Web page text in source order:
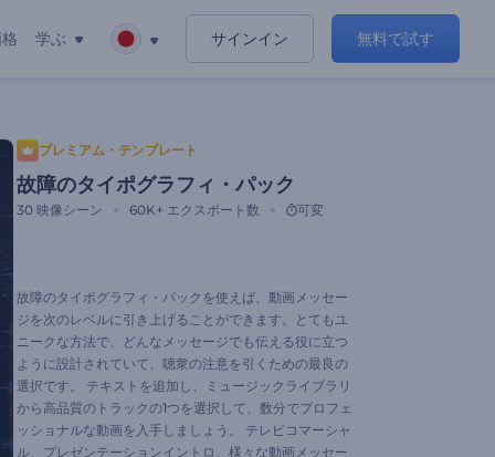
学ぶ サインイン 無料で試す
プレミアム・テンプレート
故障のタイポグラフィ・パック
30 映像シーン 60K+ エクスポート数 可変
故障のタイポグラフィ・パックを使えば、動画メッセー
ジを次のレベルに引き上げることができます。とてもユ
ニークな方法で、どんなメッセージでも伝える役に立つ
ように設計されていて、聴衆の注意を引くための最良の
選択です。 テキストを追加し、ミュージックライブラリ
から高品質のトラックの1つを選択して、数分でプロフェ
ッショナルな動画を入手しましょう。 テレビコマーシャ
ル、プレゼンテーションイントロ、様々な動画メッセー